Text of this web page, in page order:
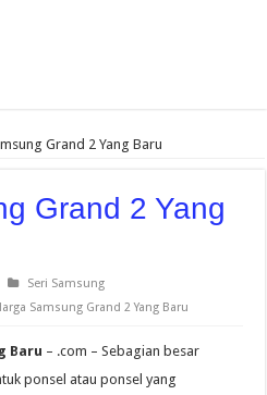
Grand 2 Yang Baru
Grand 2 Yang
Seri Samsung
Samsung Grand 2 Yang Baru
Baru – .com – Sebagian besar
ponsel atau ponsel yang